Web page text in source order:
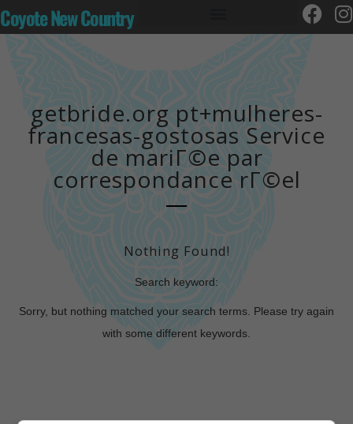
Coyote New Country
getbride.org pt+mulheres-
francesas-gostosas Service
de mariГ©e par
correspondance rГ©el
Nothing Found!
Search keyword:
Sorry, but nothing matched your search terms. Please try again
with some different keywords.